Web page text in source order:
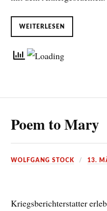
WEITERLESEN
Poem to Mary
WOLFGANG STOCK 13.
Kriegsberichterstatter